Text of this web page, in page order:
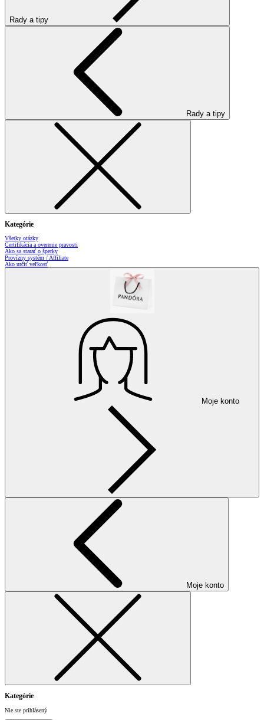
Rady a tipy
Rady a tipy
Kategórie
Všetky otázky
Certifikácia a overenie pravosti
Ako sa starať o šperky
Provízny systém / Affiliate
Ako určiť veľkosť
Moje konto
Moje konto
Kategórie
Nie ste prihlásený